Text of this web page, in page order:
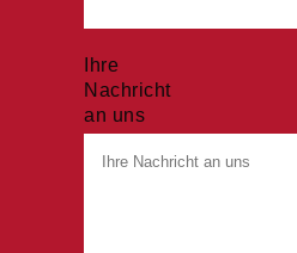
Ihre
Nachricht
an uns